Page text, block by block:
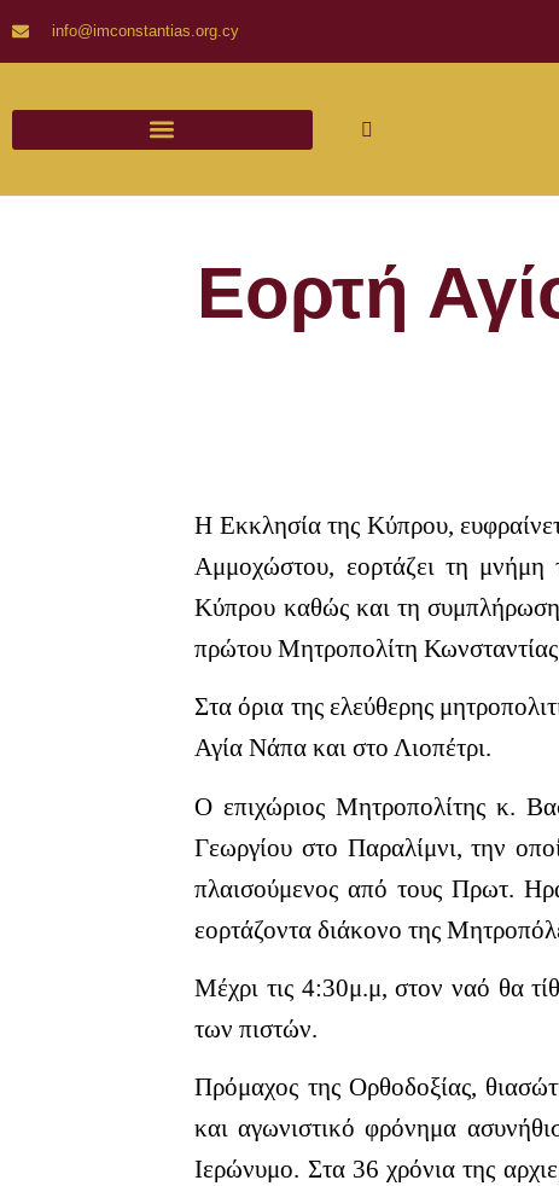
info@imconstantias.org.cy
Εορτή
Η Εκκλησία της Κύπρου,
Αμμοχώστου, εορτάζει τη μνήμη
Κύπρου καθώς και τη συμπλήρωση
πρώτου Μητροπολίτη
Στα όρια της ελεύθερης
Αγία Νάπα και στο Λιοπέτρι.
Ο επιχώριος Μητροπολίτης κ.
Γεωργίου στο Παραλίμνι, την
πλαισούμενος από τους Πρωτ.
εορτάζοντα διάκονο της
Μέχρι τις 4:30μ.μ, στον ναό θα
των πιστών.
Πρόμαχος της Ορθοδοξίας,
και αγωνιστικό φρόνημα
Ιερώνυμο. Στα 36 χρόνια της